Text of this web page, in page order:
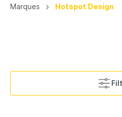
Marques Hotspot Design